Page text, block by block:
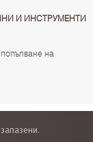
И ИНСТРУМЕНТИ
на